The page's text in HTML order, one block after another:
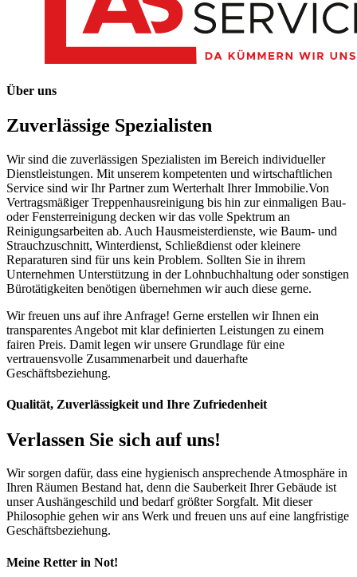
Über uns
Zuverlässige Spezialisten
Wir sind die zuverlässigen Spezialisten im Bereich individueller
Dienstleistungen. Mit unserem kompetenten und wirtschaftlichen
Service sind wir Ihr Partner zum Werterhalt Ihrer Immobilie.Von
Vertragsmäßiger Treppenhausreinigung bis hin zur einmaligen Bau-
oder Fensterreinigung decken wir das volle Spektrum an
Reinigungsarbeiten ab. Auch Hausmeisterdienste, wie Baum- und
Strauchzuschnitt, Winterdienst, Schließdienst oder kleinere
Reparaturen sind für uns kein Problem. Sollten Sie in ihrem
Unternehmen Unterstützung in der Lohnbuchhaltung oder sonstigen
Bürotätigkeiten benötigen übernehmen wir auch diese gerne.
Wir freuen uns auf ihre Anfrage! Gerne erstellen wir Ihnen ein
transparentes Angebot mit klar definierten Leistungen zu einem
fairen Preis. Damit legen wir unsere Grundlage für eine
vertrauensvolle Zusammenarbeit und dauerhafte
Geschäftsbeziehung.
Qualität, Zuverlässigkeit und Ihre Zufriedenheit
Verlassen Sie sich auf uns!
Wir sorgen dafür, dass eine hygienisch ansprechende Atmosphäre in
Ihren Räumen Bestand hat, denn die Sauberkeit Ihrer Gebäude ist
unser Aushängeschild und bedarf größter Sorgfalt. Mit dieser
Philosophie gehen wir ans Werk und freuen uns auf eine langfristige
Geschäftsbeziehung.
Meine Retter in Not!